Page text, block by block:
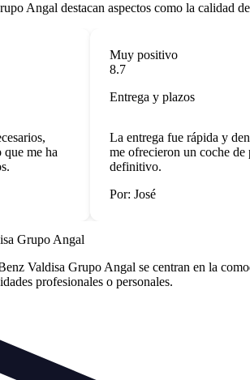
Angal destacan aspectos como la calidad
me ha
Muy positivo
8.7
Entrega y plazos
La entrega fue rápida y
me ofrecieron un coche de
definitivo.
Por: José
Grupo Angal
Valdisa Grupo Angal se centran en la
profesionales o personales.